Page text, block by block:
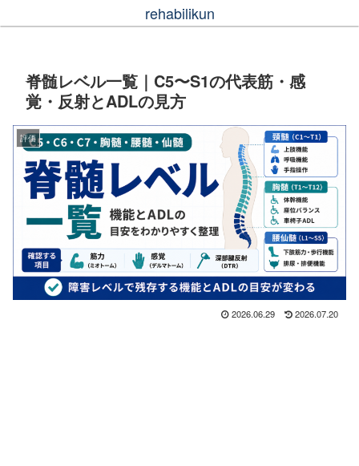
rehabilikun
脊髄レベル一覧｜C5〜S1の代表筋・感
覚・反射とADLの見方
評価
2026.06.29 2026.07.20